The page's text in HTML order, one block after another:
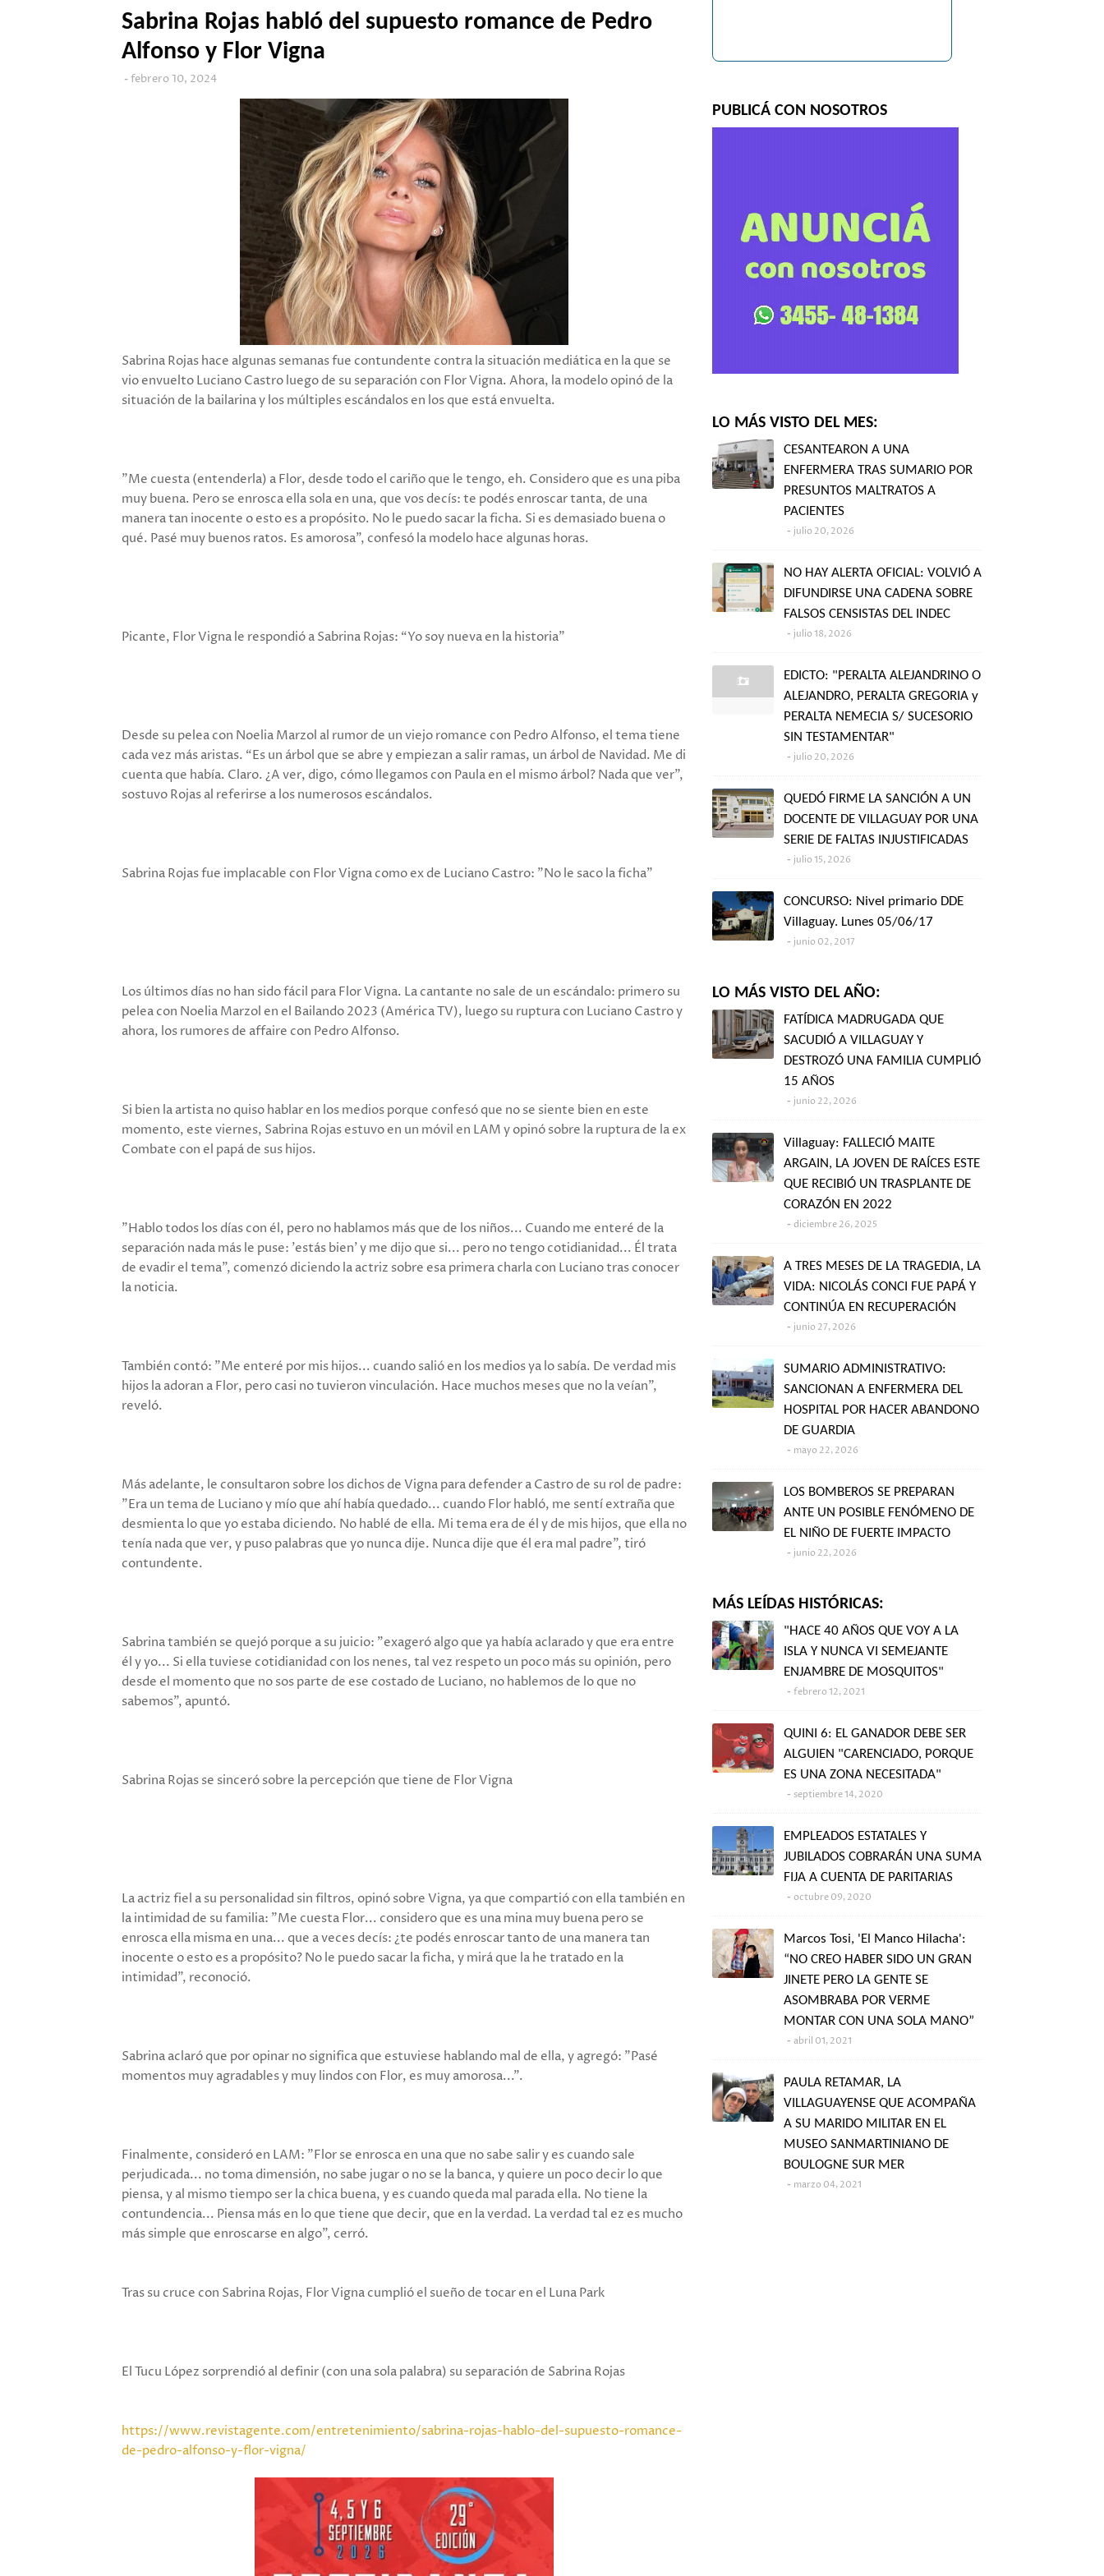
Sabrina Rojas habló del supuesto romance de Pedro
Alfonso y Flor Vigna
febrero 10, 2024
Sabrina Rojas hace algunas semanas fue contundente contra la situación mediática en la que se
vio envuelto Luciano Castro luego de su separación con Flor Vigna. Ahora, la modelo opinó de la
situación de la bailarina y los múltiples escándalos en los que está envuelta.
"Me cuesta (entenderla) a Flor, desde todo el cariño que le tengo, eh. Considero que es una piba
muy buena. Pero se enrosca ella sola en una, que vos decís: te podés enroscar tanta, de una
manera tan inocente o esto es a propósito. No le puedo sacar la ficha. Si es demasiado buena o
qué. Pasé muy buenos ratos. Es amorosa", confesó la modelo hace algunas horas.
Picante, Flor Vigna le respondió a Sabrina Rojas: “Yo soy nueva en la historia”
Desde su pelea con Noelia Marzol al rumor de un viejo romance con Pedro Alfonso, el tema tiene
cada vez más aristas. “Es un árbol que se abre y empiezan a salir ramas, un árbol de Navidad. Me di
cuenta que había. Claro. ¿A ver, digo, cómo llegamos con Paula en el mismo árbol? Nada que ver”,
sostuvo Rojas al referirse a los numerosos escándalos.
Sabrina Rojas fue implacable con Flor Vigna como ex de Luciano Castro: "No le saco la ficha"
Los últimos días no han sido fácil para Flor Vigna. La cantante no sale de un escándalo: primero su
pelea con Noelia Marzol en el Bailando 2023 (América TV), luego su ruptura con Luciano Castro y
ahora, los rumores de affaire con Pedro Alfonso.
Si bien la artista no quiso hablar en los medios porque confesó que no se siente bien en este
momento, este viernes, Sabrina Rojas estuvo en un móvil en LAM y opinó sobre la ruptura de la ex
Combate con el papá de sus hijos.
"Hablo todos los días con él, pero no hablamos más que de los niños... Cuando me enteré de la
separación nada más le puse: 'estás bien' y me dijo que si... pero no tengo cotidianidad... Él trata
de evadir el tema", comenzó diciendo la actriz sobre esa primera charla con Luciano tras conocer
la noticia.
También contó: "Me enteré por mis hijos... cuando salió en los medios ya lo sabía. De verdad mis
hijos la adoran a Flor, pero casi no tuvieron vinculación. Hace muchos meses que no la veían",
reveló.
Más adelante, le consultaron sobre los dichos de Vigna para defender a Castro de su rol de padre:
"Era un tema de Luciano y mío que ahí había quedado... cuando Flor habló, me sentí extraña que
desmienta lo que yo estaba diciendo. No hablé de ella. Mi tema era de él y de mis hijos, que ella no
tenía nada que ver, y puso palabras que yo nunca dije. Nunca dije que él era mal padre", tiró
contundente.
Sabrina también se quejó porque a su juicio: "exageró algo que ya había aclarado y que era entre
él y yo... Si ella tuviese cotidianidad con los nenes, tal vez respeto un poco más su opinión, pero
desde el momento que no sos parte de ese costado de Luciano, no hablemos de lo que no
sabemos", apuntó.
Sabrina Rojas se sinceró sobre la percepción que tiene de Flor Vigna
La actriz fiel a su personalidad sin filtros, opinó sobre Vigna, ya que compartió con ella también en
la intimidad de su familia: "Me cuesta Flor... considero que es una mina muy buena pero se
enrosca ella misma en una... que a veces decís: ¿te podés enroscar tanto de una manera tan
inocente o esto es a propósito? No le puedo sacar la ficha, y mirá que la he tratado en la
intimidad", reconoció.
Sabrina aclaró que por opinar no significa que estuviese hablando mal de ella, y agregó: "Pasé
momentos muy agradables y muy lindos con Flor, es muy amorosa...".
Finalmente, consideró en LAM: "Flor se enrosca en una que no sabe salir y es cuando sale
perjudicada... no toma dimensión, no sabe jugar o no se la banca, y quiere un poco decir lo que
piensa, y al mismo tiempo ser la chica buena, y es cuando queda mal parada ella. No tiene la
contundencia... Piensa más en lo que tiene que decir, que en la verdad. La verdad tal ez es mucho
más simple que enroscarse en algo", cerró.
Tras su cruce con Sabrina Rojas, Flor Vigna cumplió el sueño de tocar en el Luna Park
El Tucu López sorprendió al definir (con una sola palabra) su separación de Sabrina Rojas
https://www.revistagente.com/entretenimiento/sabrina-rojas-hablo-del-supuesto-romance-
de-pedro-alfonso-y-flor-vigna/
PUBLICÁ CON NOSOTROS
LO MÁS VISTO DEL MES:
CESANTEARON A UNA
ENFERMERA TRAS SUMARIO POR
PRESUNTOS MALTRATOS A
PACIENTES
julio 20, 2026
NO HAY ALERTA OFICIAL: VOLVIÓ A
DIFUNDIRSE UNA CADENA SOBRE
FALSOS CENSISTAS DEL INDEC
julio 18, 2026
EDICTO: "PERALTA ALEJANDRINO O
ALEJANDRO, PERALTA GREGORIA y
PERALTA NEMECIA S/ SUCESORIO
SIN TESTAMENTAR"
julio 20, 2026
QUEDÓ FIRME LA SANCIÓN A UN
DOCENTE DE VILLAGUAY POR UNA
SERIE DE FALTAS INJUSTIFICADAS
julio 15, 2026
CONCURSO: Nivel primario DDE
Villaguay. Lunes 05/06/17
junio 02, 2017
LO MÁS VISTO DEL AÑO:
FATÍDICA MADRUGADA QUE
SACUDIÓ A VILLAGUAY Y
DESTROZÓ UNA FAMILIA CUMPLIÓ
15 AÑOS
junio 22, 2026
Villaguay: FALLECIÓ MAITE
ARGAIN, LA JOVEN DE RAÍCES ESTE
QUE RECIBIÓ UN TRASPLANTE DE
CORAZÓN EN 2022
diciembre 26, 2025
A TRES MESES DE LA TRAGEDIA, LA
VIDA: NICOLÁS CONCI FUE PAPÁ Y
CONTINÚA EN RECUPERACIÓN
junio 27, 2026
SUMARIO ADMINISTRATIVO:
SANCIONAN A ENFERMERA DEL
HOSPITAL POR HACER ABANDONO
DE GUARDIA
mayo 22, 2026
LOS BOMBEROS SE PREPARAN
ANTE UN POSIBLE FENÓMENO DE
EL NIÑO DE FUERTE IMPACTO
junio 22, 2026
MÁS LEÍDAS HISTÓRICAS:
"HACE 40 AÑOS QUE VOY A LA
ISLA Y NUNCA VI SEMEJANTE
ENJAMBRE DE MOSQUITOS"
febrero 12, 2021
QUINI 6: EL GANADOR DEBE SER
ALGUIEN "CARENCIADO, PORQUE
ES UNA ZONA NECESITADA"
septiembre 14, 2020
EMPLEADOS ESTATALES Y
JUBILADOS COBRARÁN UNA SUMA
FIJA A CUENTA DE PARITARIAS
octubre 09, 2020
Marcos Tosi, 'El Manco Hilacha':
“NO CREO HABER SIDO UN GRAN
JINETE PERO LA GENTE SE
ASOMBRABA POR VERME
MONTAR CON UNA SOLA MANO”
abril 01, 2021
PAULA RETAMAR, LA
VILLAGUAYENSE QUE ACOMPAÑA
A SU MARIDO MILITAR EN EL
MUSEO SANMARTINIANO DE
BOULOGNE SUR MER
marzo 04, 2021